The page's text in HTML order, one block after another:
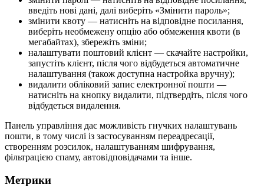
введіть нові дані, далі виберіть «Змінити пароль»;
змінити квоту — натисніть на відповідне посилання,
виберіть необмежену опцію або обмеження квоти (в
мегабайтах), збережіть зміни;
налаштувати поштовий клієнт — скачайте настройки,
запустіть клієнт, після чого відбудеться автоматичне
налаштування (також доступна настройка вручну);
видалити обліковий запис електронної пошти —
натисніть на кнопку видалити, підтвердіть, після чого
відбудеться видалення.
Панель управління дає можливість гнучких налаштувань
пошти, в тому числі із застосуванням переадресації,
створенням розсилок, налаштуванням шифрування,
фільтрацією спаму, автовідповідачами та інше.
Метрики